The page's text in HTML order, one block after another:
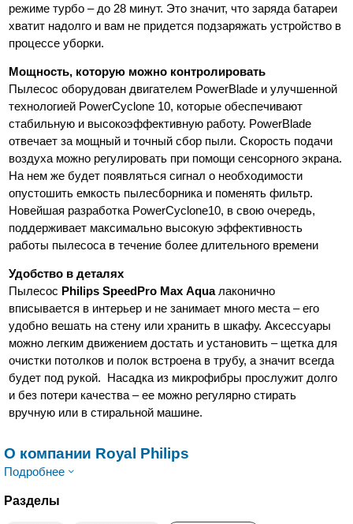
режиме турбо – до 28 минут. Это значит, что заряда батареи
хватит надолго и вам не придется подзаряжать устройство в
процессе уборки.
Мощность, которую можно контролировать
Пылесос оборудован двигателем PowerBlade и улучшенной
технологией PowerCyclone 10, которые обеспечивают
стабильную и высокоэффективную работу. PowerBlade
отвечает за мощный и точный сбор пыли. Скорость подачи
воздуха можно регулировать при помощи сенсорного экрана.
На нем же будет появляться сигнал о необходимости
опустошить емкость пылесборника и поменять фильтр.
Новейшая разработка PowerCyclone10, в свою очередь,
поддерживает максимально высокую эффективность
работы пылесоса в течение более длительного времени
Удобство в деталях
Пылесос Philips SpeedPro Max Aqua лаконично
вписывается в интерьер и не занимает много места – его
удобно вешать на стену или хранить в шкафу. Аксессуары
можно легким движением достать и установить – щетка для
очистки потолков и полок встроена в трубу, а значит всегда
будет под рукой. Насадка из микрофибры прослужит долго
и без потери качества – ее можно регулярно стирать
вручную или в стиральной машине.
О компании Royal Philips
Подробнее
Разделы